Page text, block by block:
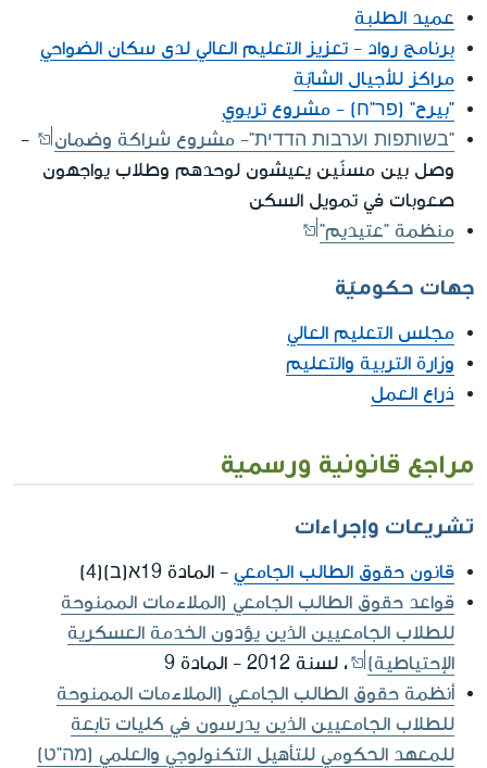
عميد الطلبة
برنامج رواد - تعزيز التعليم العالي لدى سكان الضواحي
مراكز للأجيال الشابّة
"بيرح" (פר"ח) - مشروع تربوي
"בשותפות וערבות הדדית"- مشروع شراكة وضمان
-
وصل بين مسنّين يعيشون لوحدهم وطلاب يواجهون
صعوبات في تمويل السكن
منظمة "عتيديم"
جهات حكوميّة
مجلس التعليم العالي
وزارة التربية والتعليم
ذراع العمل
مراجع قانونية ورسمية
تشريعات وإجراءات
قانون حقوق الطالب الجامعي - المادة 19א(ב)(4)
قواعد حقوق الطالب الجامعي (الملاءمات الممنوحة
للطلاب الجامعيين الذين يؤدون الخدمة العسكرية
الإحتياطية)
، لسنة 2012 - المادة 9
أنظمة حقوق الطالب الجامعي (الملاءمات الممنوحة
للطلاب الجامعيين الذين يدرسون في كليات تابعة
للمعهد الحكومي للتأهيل التكنولوجي والعلمي (מה"ט)